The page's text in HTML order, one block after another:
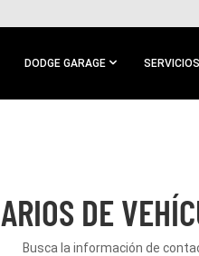
DODGE GARAGE SERVICIOS
DE
Busca la información de